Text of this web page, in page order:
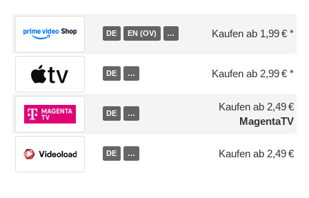
DE EN (OV) … Kaufen ab 1,99 €
DE … Kaufen ab 2,99 €
DE …
Kaufen ab 2,49 €
MagentaTV
DE … Kaufen ab 2,49 €